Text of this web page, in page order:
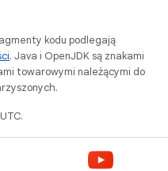
kodu podlegają
. Java i OpenJDK są znakami
towarowymi należącymi do